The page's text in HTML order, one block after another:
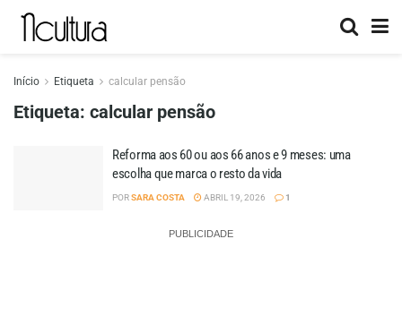
Início Etiqueta calcular pensão
Etiqueta: calcular pensão
Reforma aos 60 ou aos 66 anos e 9 meses: uma
escolha que marca o resto da vida
PORSARA COSTA ABRIL 19, 2026 1
PUBLICIDADE